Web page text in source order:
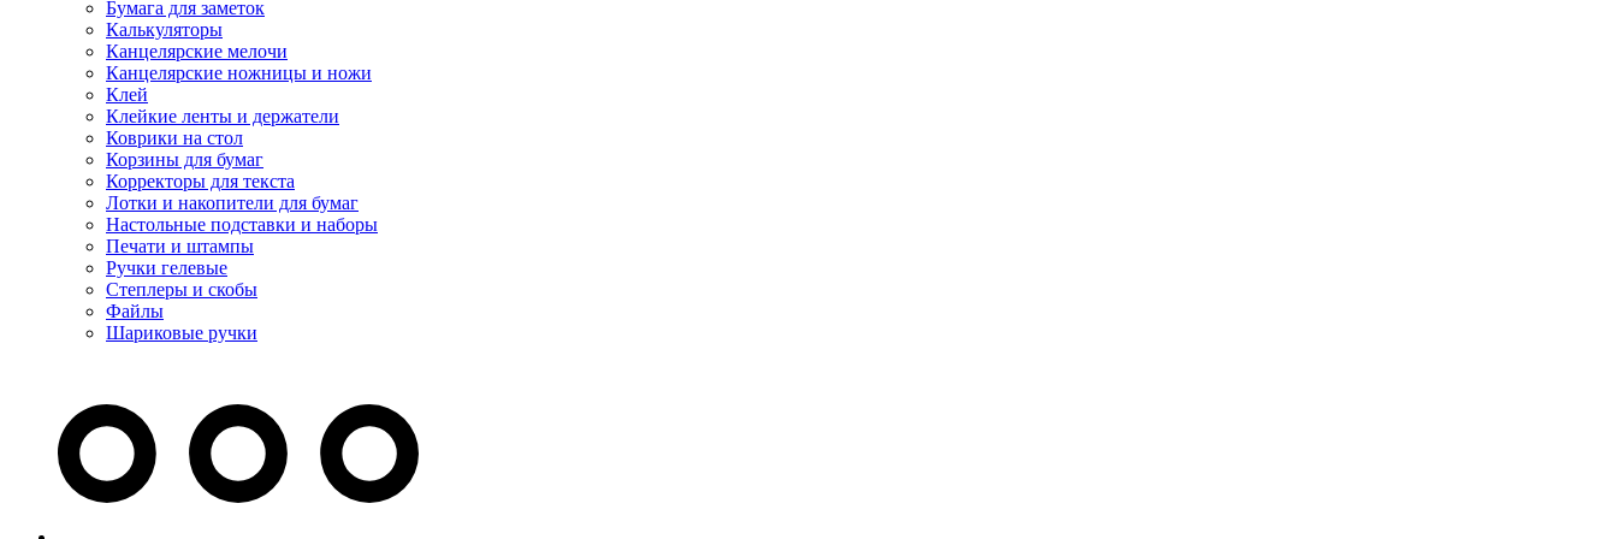
Бумага для заметок
Калькуляторы
Канцелярские мелочи
Канцелярские ножницы и ножи
Клей
Клейкие ленты и держатели
Коврики на стол
Корзины для бумаг
Корректоры для текста
Лотки и накопители для бумаг
Настольные подставки и наборы
Печати и штампы
Ручки гелевые
Степлеры и скобы
Файлы
Шариковые ручки